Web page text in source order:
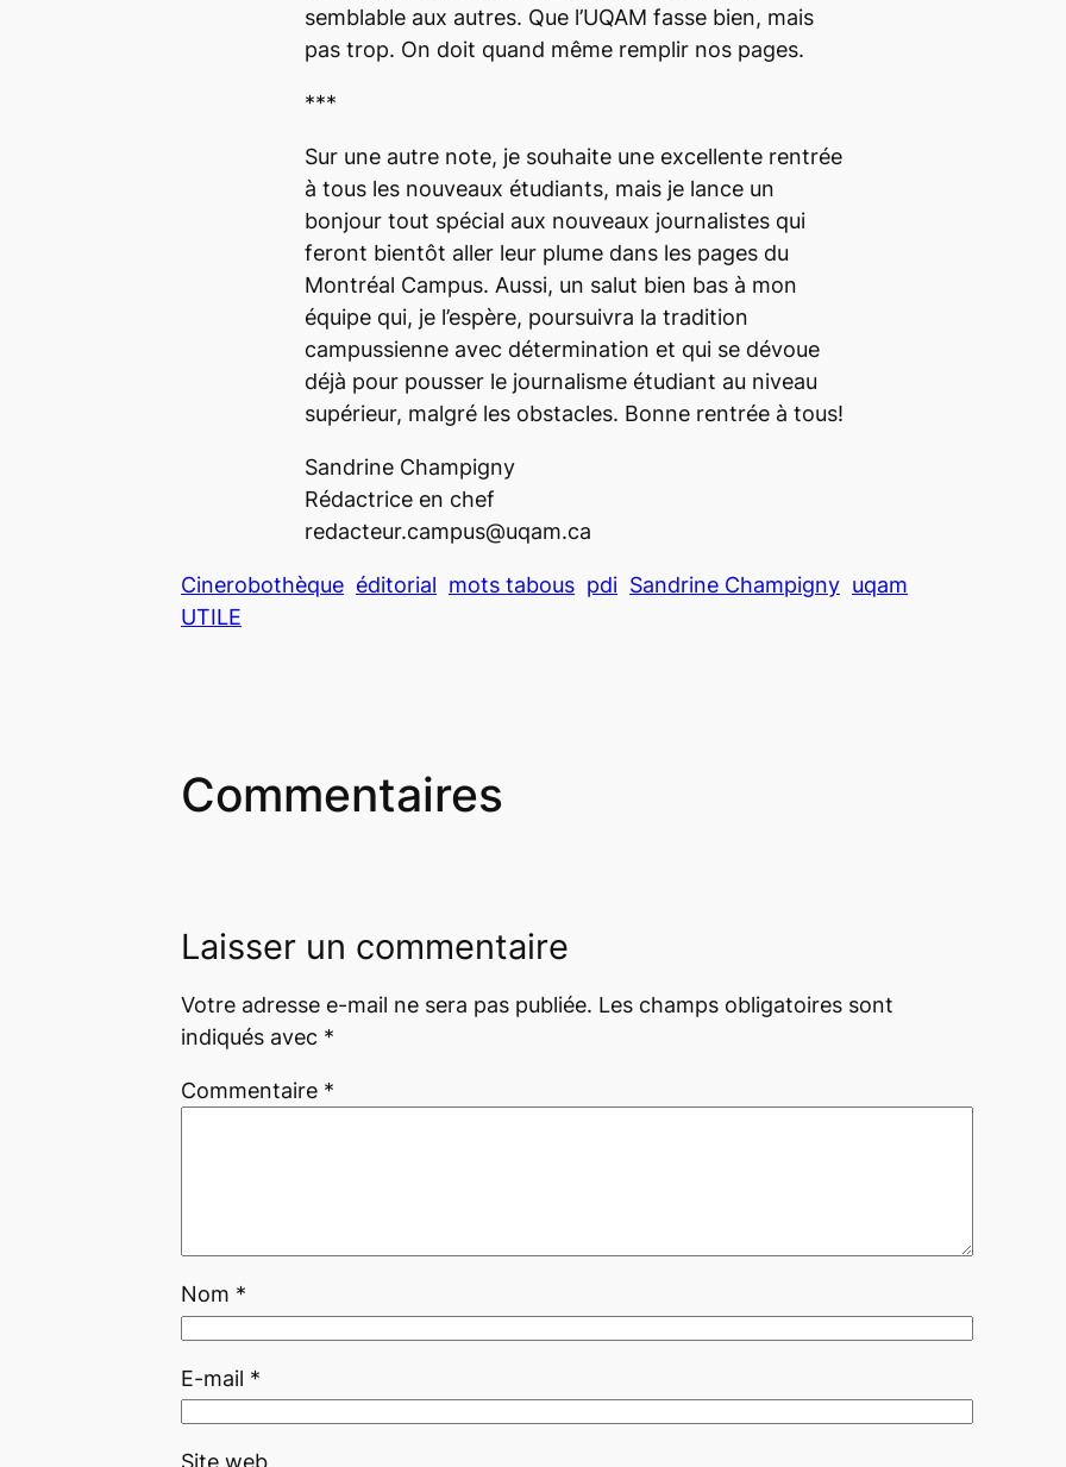
semblable aux autres. Que l’UQAM fasse bien, mais
pas trop. On doit quand même remplir nos pages.
***
Sur une autre note, je souhaite une excellente rentrée
à tous les nouveaux étudiants, mais je lance un
bonjour tout spécial aux nouveaux journalistes qui
feront bientôt aller leur plume dans les pages du
Montréal Campus. Aussi, un salut bien bas à mon
équipe qui, je l’espère, poursuivra la tradition
campussienne avec détermination et qui se dévoue
déjà pour pousser le journalisme étudiant au niveau
supérieur, malgré les obstacles. Bonne rentrée à tous!
Sandrine Champigny
Rédactrice en chef
redacteur.campus@uqam.ca
Cinerobothèque éditorial mots tabous pdi Sandrine Champigny uqam
UTILE
Commentaires
Laisser un commentaire
Votre adresse e-mail ne sera pas publiée. Les champs obligatoires sont
indiqués avec *
Commentaire *
Nom *
E-mail *
Site web